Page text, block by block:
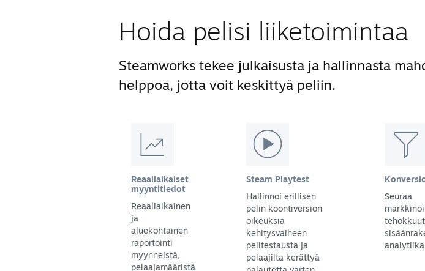
Hoida pelisi liiketoimintaa
Steamworks tekee julkaisusta ja hallinnasta
helppoa, jotta voit keskittyä peliin.
Reaaliaikaiset
myyntitiedot
Reaaliaikainen
ja
aluekohtainen
raportointi
myynneistä,
pelaajamääristä
Steam Playtest
Hallinnoi erillisen
pelin koontiversion
oikeuksia
kehitysvaiheen
pelitestausta ja
pelaajilta kerättyä
Seuraa